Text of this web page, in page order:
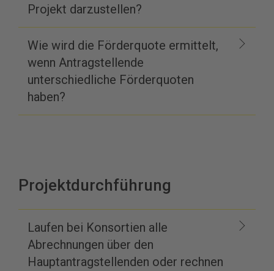
Projekt darzustellen?
Wie wird die Förderquote ermittelt,
wenn Antragstellende
unterschiedliche Förderquoten
haben?
Projektdurchführung
Laufen bei Konsortien alle
Abrechnungen über den
Hauptantragstellenden oder rechnen